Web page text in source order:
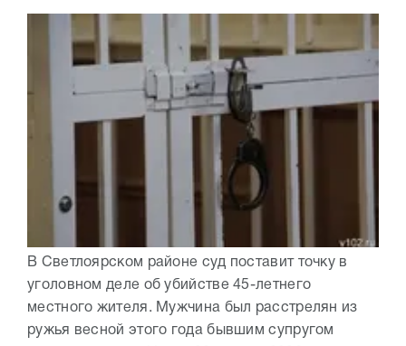
В Светлоярском районе суд поставит точку в
уголовном деле об убийстве 45-летнего
местного жителя. Мужчина был расстрелян из
ружья весной этого года бывшим супругом